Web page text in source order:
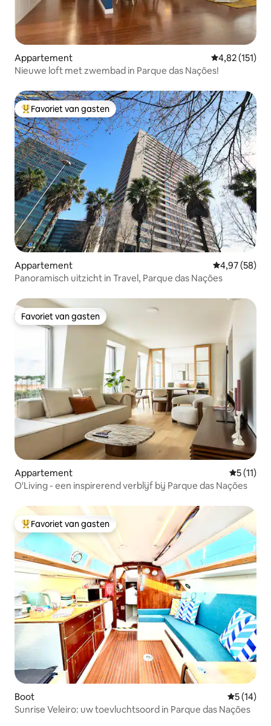
Appartement Gemiddelde
4,82 (151)
Nieuwe loft met zwembad in Parque das Nações!
Topfavoriet van gasten
Favoriet van gasten
Appartement Gemiddelde
4,97 (58)
Panoramisch uitzicht in Travel, Parque das Nações
Favoriet van gasten
Favoriet van gasten
Appartement
5 (11)
O'Living - een inspirerend verblijf bij Parque das Nações
Topfavoriet van gasten
Favoriet van gasten
Boot
5 (14)
Sunrise Veleiro: uw toevluchtsoord in Parque das Nações